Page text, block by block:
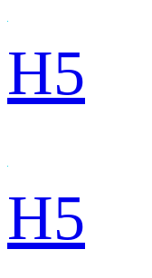
H5
H5